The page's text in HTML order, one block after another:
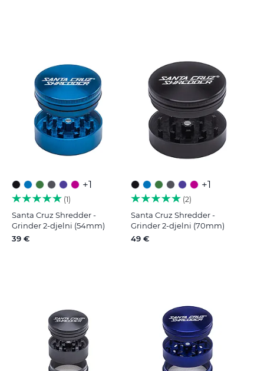
+1
1
Santa Cruz Shredder -
Grinder 2-djelni (54mm)
39 €
+1
2
Santa Cruz Shredder -
Grinder 2-djelni (70mm)
49 €